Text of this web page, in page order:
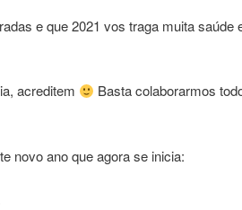
e que 2021 vos traga muita saúde
acreditem
Basta colaborarmos
novo ano que agora se inicia: